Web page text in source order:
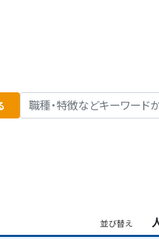
並び替え